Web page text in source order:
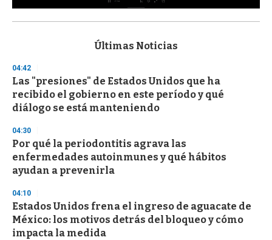
s
d
s
o
f
3
s
e
c
o
n
Últimas Noticias
04:42
Las "presiones" de Estados Unidos que ha
recibido el gobierno en este período y qué
diálogo se está manteniendo
04:30
Por qué la periodontitis agrava las
enfermedades autoinmunes y qué hábitos
ayudan a prevenirla
04:10
Estados Unidos frena el ingreso de aguacate de
México: los motivos detrás del bloqueo y cómo
impacta la medida